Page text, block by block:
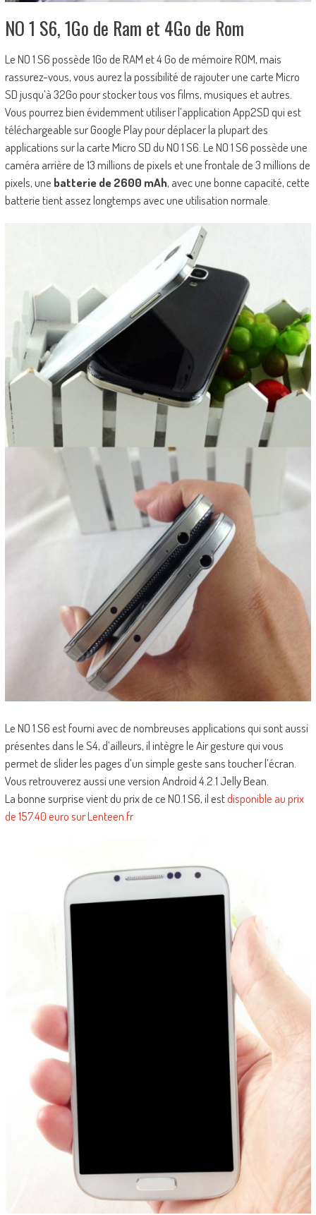
NO 1 S6, 1Go de Ram et 4Go de Rom
Le NO 1 S6 possède 1Go de RAM et 4 Go de mémoire ROM, mais
rassurez-vous, vous aurez la possibilité de rajouter une carte Micro
SD jusqu’à 32Go pour stocker tous vos films, musiques et autres.
Vous pourrez bien évidemment utiliser l’application App2SD qui est
téléchargeable sur Google Play pour déplacer la plupart des
applications sur la carte Micro SD du NO 1 S6. Le NO 1 S6 possède une
caméra arrière de 13 millions de pixels et une frontale de 3 millions de
pixels, une batterie de 2600 mAh, avec une bonne capacité, cette
batterie tient assez longtemps avec une utilisation normale.
Le NO 1 S6 est fourni avec de nombreuses applications qui sont aussi
présentes dans le S4, d’ailleurs, il intègre le Air gesture qui vous
permet de slider les pages d’un simple geste sans toucher l’écran.
Vous retrouverez aussi une version Android 4.2.1 Jelly Bean.
La bonne surprise vient du prix de ce NO.1 S6, il estdisponible au prix
de 157.40 euro sur Lenteen.fr